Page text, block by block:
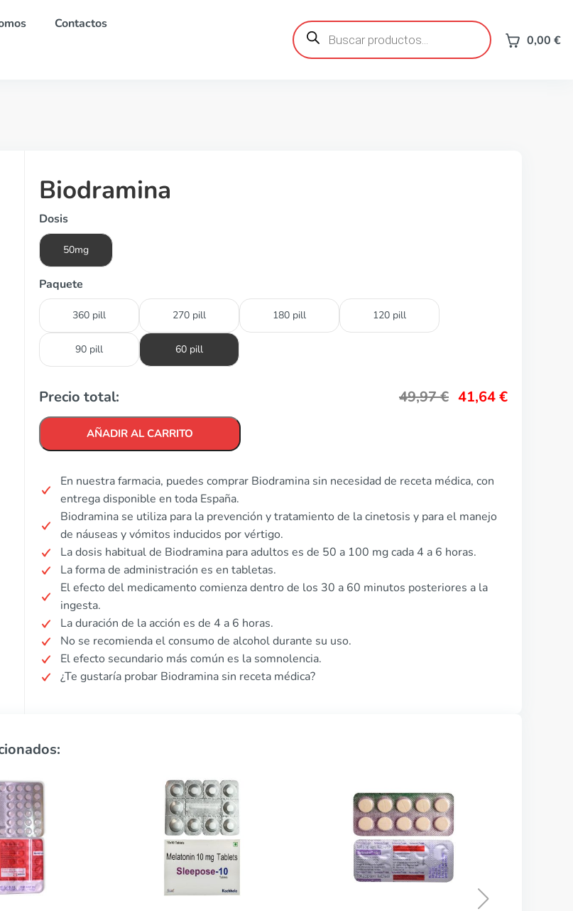
Contactos Búsqueda
de
productos 0,00 €
Biodramina
Dosis
50mg
Paquete
360 pill 270 pill 180 pill 120 pill
90 pill 60 pill
Precio total: 49,97€ 41,64€
AÑADIR AL CARRITO
En nuestra farmacia, puedes comprar Biodramina sin necesidad de receta médica, con
entrega disponible en toda España.
Biodramina se utiliza para la prevención y tratamiento de la cinetosis y para el manejo
de náuseas y vómitos inducidos por vértigo.
La dosis habitual de Biodramina para adultos es de 50 a 100 mg cada 4 a 6 horas.
La forma de administración es en tabletas.
El efecto del medicamento comienza dentro de los 30 a 60 minutos posteriores a la
ingesta.
La duración de la acción es de 4 a 6 horas.
No se recomienda el consumo de alcohol durante su uso.
El efecto secundario más común es la somnolencia.
¿Te gustaría probar Biodramina sin receta médica?
Azulfidina